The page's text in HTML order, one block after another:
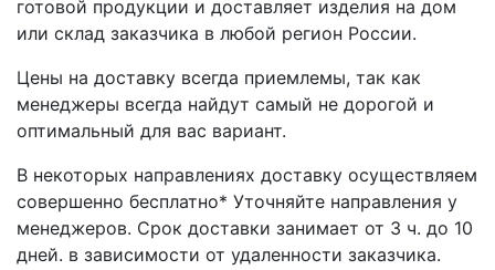
готовой продукции и доставляет изделия на дом
или склад заказчика в любой регион России.
Цены на доставку всегда приемлемы, так как
менеджеры всегда найдут самый не дорогой и
оптимальный для вас вариант.
В некоторых направлениях доставку осуществляем
совершенно бесплатно* Уточняйте направления у
менеджеров. Срок доставки занимает от 3 ч. до 10
дней. в зависимости от удаленности заказчика.